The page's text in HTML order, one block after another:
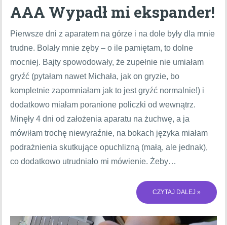
AAA Wypadł mi ekspander!
Pierwsze dni z aparatem na górze i na dole były dla mnie
trudne. Bolały mnie zęby – o ile pamiętam, to dolne
mocniej. Bajty spowodowały, że zupełnie nie umiałam
gryźć (pytałam nawet Michała, jak on gryzie, bo
kompletnie zapomniałam jak to jest gryźć normalnie!) i
dodatkowo miałam poranione policzki od wewnątrz.
Minęły 4 dni od założenia aparatu na żuchwę, a ja
mówiłam trochę niewyraźnie, na bokach języka miałam
podrażnienia skutkujące opuchlizną (małą, ale jednak),
co dodatkowo utrudniało mi mówienie. Żeby…
CZYTAJ DALEJ »